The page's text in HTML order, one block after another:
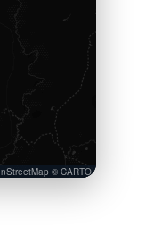
© CARTO